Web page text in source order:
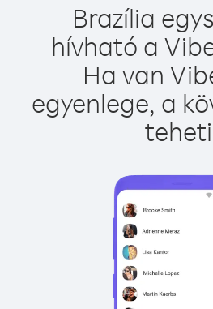
Brazília
hívható a
Ha van
egyenlege, a